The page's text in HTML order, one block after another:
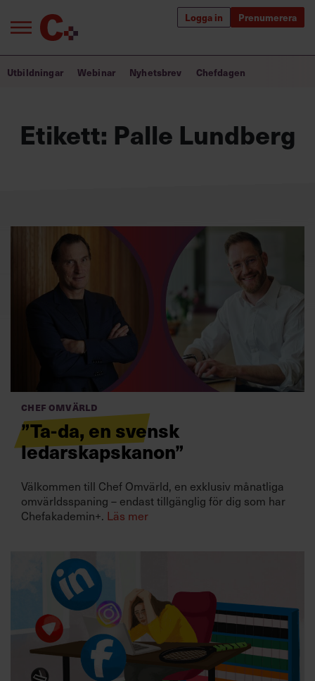
Logga in Prenumerera
Annonsera
Om oss
Kontakta oss
Villkor och policy för
personuppgiftsbehandling
Bra ledare förändrar världen
Utbildning för ledare
Utbildningar Webinar Nyhetsbrev Chefdagen
Etikett: Palle Lundberg
Chef Omvärld
”Ta-da, en svensk
ledarskapskanon”
Välkommen till Chef Omvärld, en exklusiv månatliga
omvärldsspaning – endast tillgänglig för dig som har
Chefakademin+. Läs mer